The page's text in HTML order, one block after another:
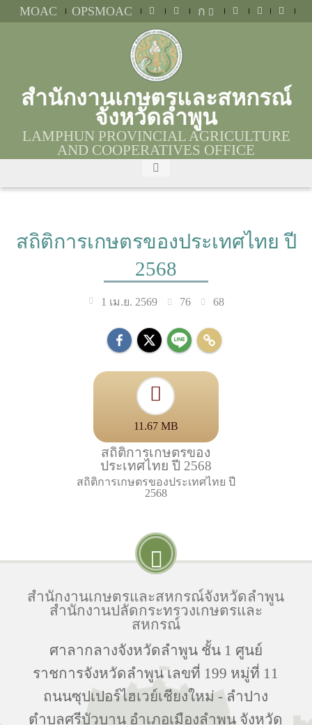
MOAC OPSMOAC ก
สำนักงานเกษตรและสหกรณ์
จังหวัดลำพูน
LAMPHUN PROVINCIAL AGRICULTURE
AND COOPERATIVES OFFICE
สถิติการเกษตรของประเทศไทย ปี
2568
1 เม.ย. 2569 76 68
11.67 MB
สถิติการเกษตรของ
ประเทศไทย ปี 2568
สถิติการเกษตรของประเทศไทย ปี
2568
สำนักงานเกษตรและสหกรณ์จังหวัดลำพูน
สำนักงานปลัดกระทรวงเกษตรและ
สหกรณ์
ศาลากลางจังหวัดลำพูน ชั้น 1 ศูนย์
ราชการจังหวัดลำพูน เลขที่ 199 หมู่ที่ 11
ถนนซุปเปอร์ไฮเวย์เชียงใหม่ - ลำปาง
ตำบลศรีบัวบาน อำเภอเมืองลำพูน จังหวัด